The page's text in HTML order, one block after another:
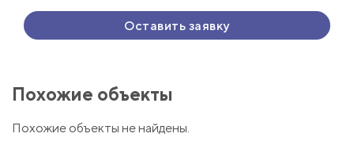
Оставить заявку
Похожие объекты
Похожие объекты не найдены.